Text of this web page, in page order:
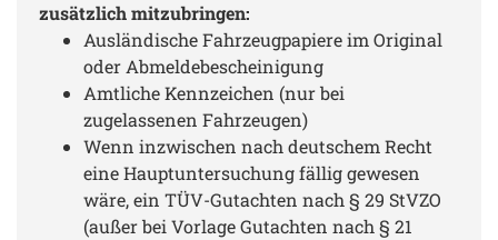
zusätzlich mitzubringen:
Ausländische Fahrzeugpapiere im Original
oder Abmeldebescheinigung
Amtliche Kennzeichen (nur bei
zugelassenen Fahrzeugen)
Wenn inzwischen nach deutschem Recht
eine Hauptuntersuchung fällig gewesen
wäre, ein TÜV-Gutachten nach § 29 StVZO
(außer bei Vorlage Gutachten nach § 21